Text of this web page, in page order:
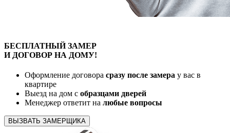
БЕСПЛАТНЫЙЗАМЕР
И ДОГОВОР НА ДОМУ!
Оформление договора сразу после замера у вас в
квартире
Выезд на дом с образцами дверей
Менеджер ответит на любые вопросы
ВЫЗВАТЬ ЗАМЕРЩИКА